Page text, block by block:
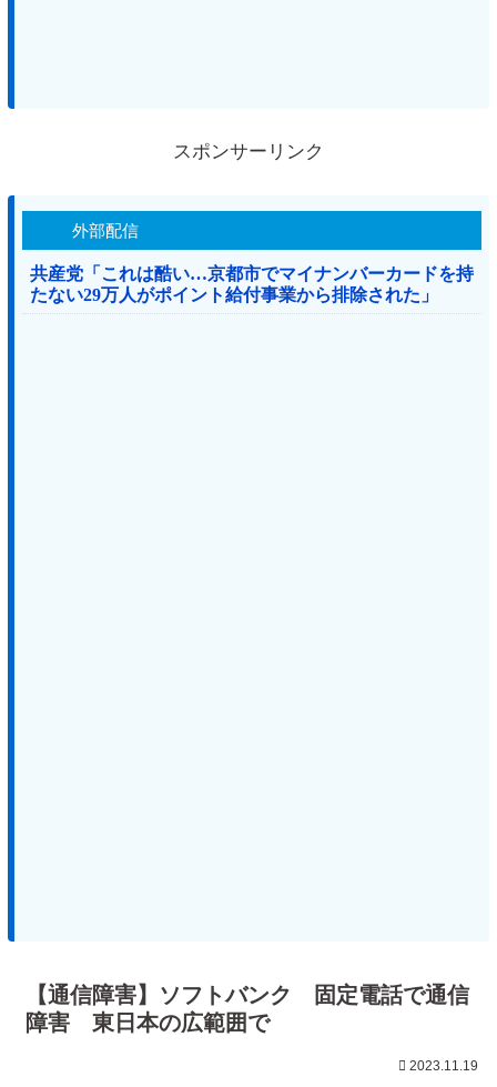
スポンサーリンク
外部配信
共産党「これは酷い…京都市でマイナンバーカードを持
たない29万人がポイント給付事業から排除された」
【通信障害】ソフトバンク 固定電話で通信
障害 東日本の広範囲で
2023.11.19